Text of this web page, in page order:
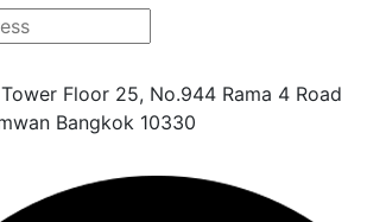
Floor 25, No.944 Rama 4 Road
Bangkok 10330